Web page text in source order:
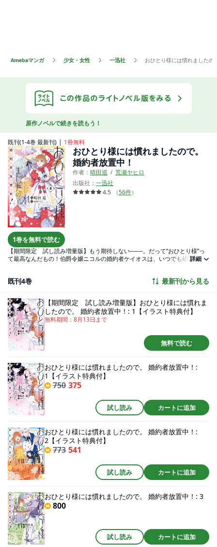
Amebaマンガ 少女・女性 一迅社 おひとり様には慣れましたの
原作ノベルで続きを読もう！
既刊(1-4巻 最新刊) 1冊無料
1巻を無料で読む
おひとり様には慣れましたので。
婚約者放置中！
作者： 晴田巡
荒瀬ヤヒロ
出版社： 一迅社
4.5
（56件）
【期間限定 試し読み増量版】もう期待しない───。だって“おひとり様”っ
て最高なんだもの！伯爵令嬢ニコルの婚約者ケイオスは、いつでも幼馴染の
自身がないがしろにされることに慣れてしまっている。常日頃からケイオス
ちらも好きにすればいいんだわ！」と“おひとり様”に目覚めてしまい──？実
は両片想いをこじらせているニコルとケイオス。すれ違う2人に未来はあるの
か…！？話題沸騰中の新しい令嬢物語、コミックス限定の新エピソードを収
録した待望の第1巻！
詳細
既刊4巻 最新刊から見る
【期間限定 試し読み増量版】おひとり様には慣れま
したので。 婚約者放置中！: 1【イラスト特典付】
無料期間： 8月13日 まで
無料で読む
おひとり様には慣れましたので。 婚約者放置中！:
1【イラスト特典付】
750 375
試し読み カートに追加
おひとり様には慣れましたので。 婚約者放置中！:
2【イラスト特典付】
773 541
試し読み カートに追加
おひとり様には慣れましたので。 婚約者放置中！: 3
800
試し読み カートに追加